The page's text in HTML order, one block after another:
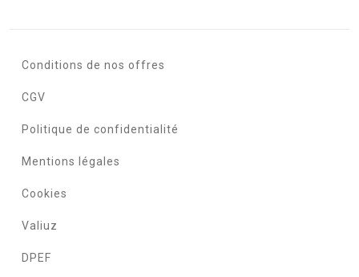
Conditions de nos offres
CGV
Politique de confidentialité
Mentions légales
Cookies
Valiuz
DPEF